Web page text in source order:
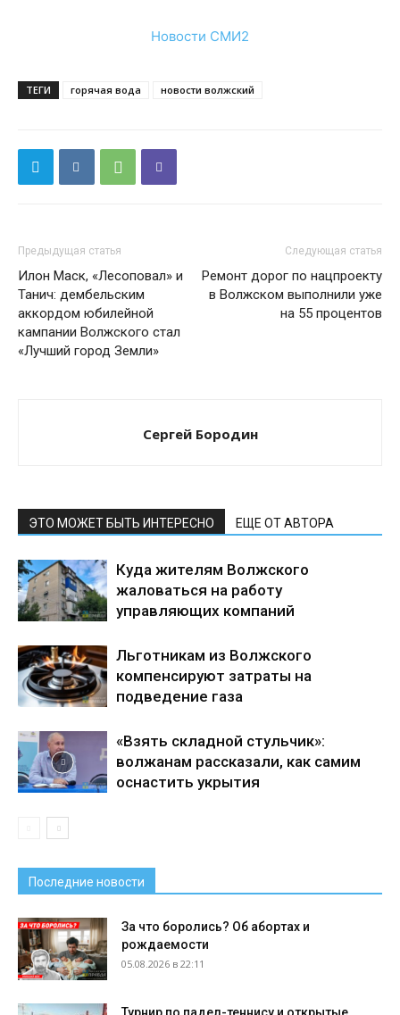
Новости СМИ2
ТЕГИ горячая вода новости волжский
Предыдущая статья
Илон Маск, «Лесоповал» и
Танич: дембельским
аккордом юбилейной
кампании Волжского стал
«Лучший город Земли»
Следующая статья
Ремонт дорог по нацпроекту
в Волжском выполнили уже
на 55 процентов
Сергей Бородин
ЭТО МОЖЕТ БЫТЬ ИНТЕРЕСНО ЕЩЕ ОТ АВТОРА
Куда жителям Волжского
жаловаться на работу
управляющих компаний
Льготникам из Волжского
компенсируют затраты на
подведение газа
«Взять складной стульчик»:
волжанам рассказали, как самим
оснастить укрытия
Последние новости
За что боролись? Об абортах и
рождаемости
05.08.2026 в 22:11